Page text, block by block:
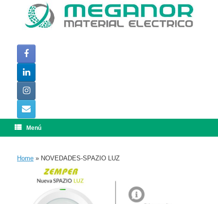
contenido
Menú
Home » NOVEDADES-SPAZIO LUZ